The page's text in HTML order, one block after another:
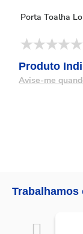
Porta Toalha
Produto
Avise-me
Trabalhamos